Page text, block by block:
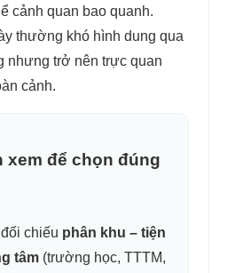
cảnh quan bao quanh.
thường khó hình dung qua
nhưng trở nên trực quan
cảnh.
xem để chọn đúng
chiếu phân khu – tiện
tâm (trường học, TTTM,